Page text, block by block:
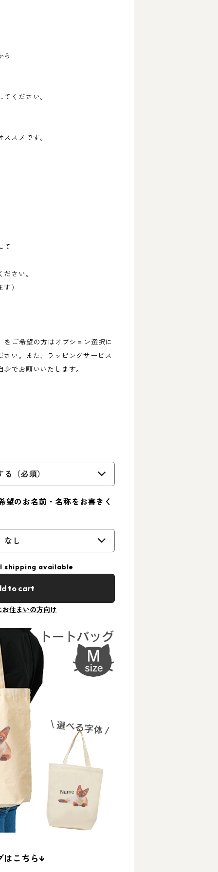
ら
ください。
スメです。
て
さい。
）
ご希望の方はオプション選択に
い。また、ラッピングサービス
でお願いいたします。
る（必須）
望のお名前・名称をお書きく
なし
shipping available
to cart
お住まいの方向け
はこちら↓